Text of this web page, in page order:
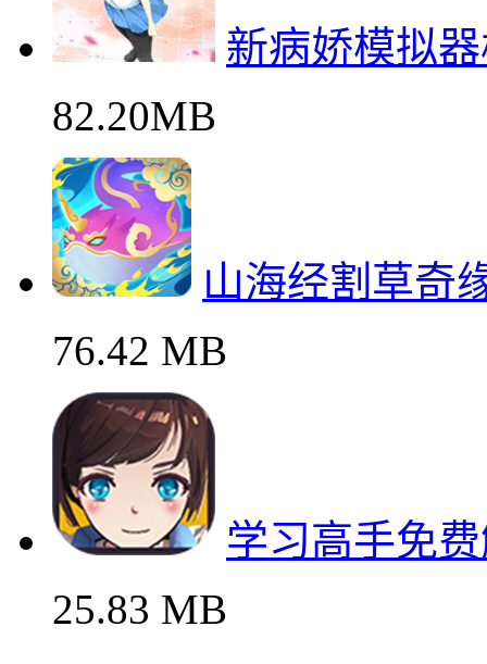
新病娇模拟
82.20MB
山海经割草奇
76.42 MB
学习高手免
25.83 MB